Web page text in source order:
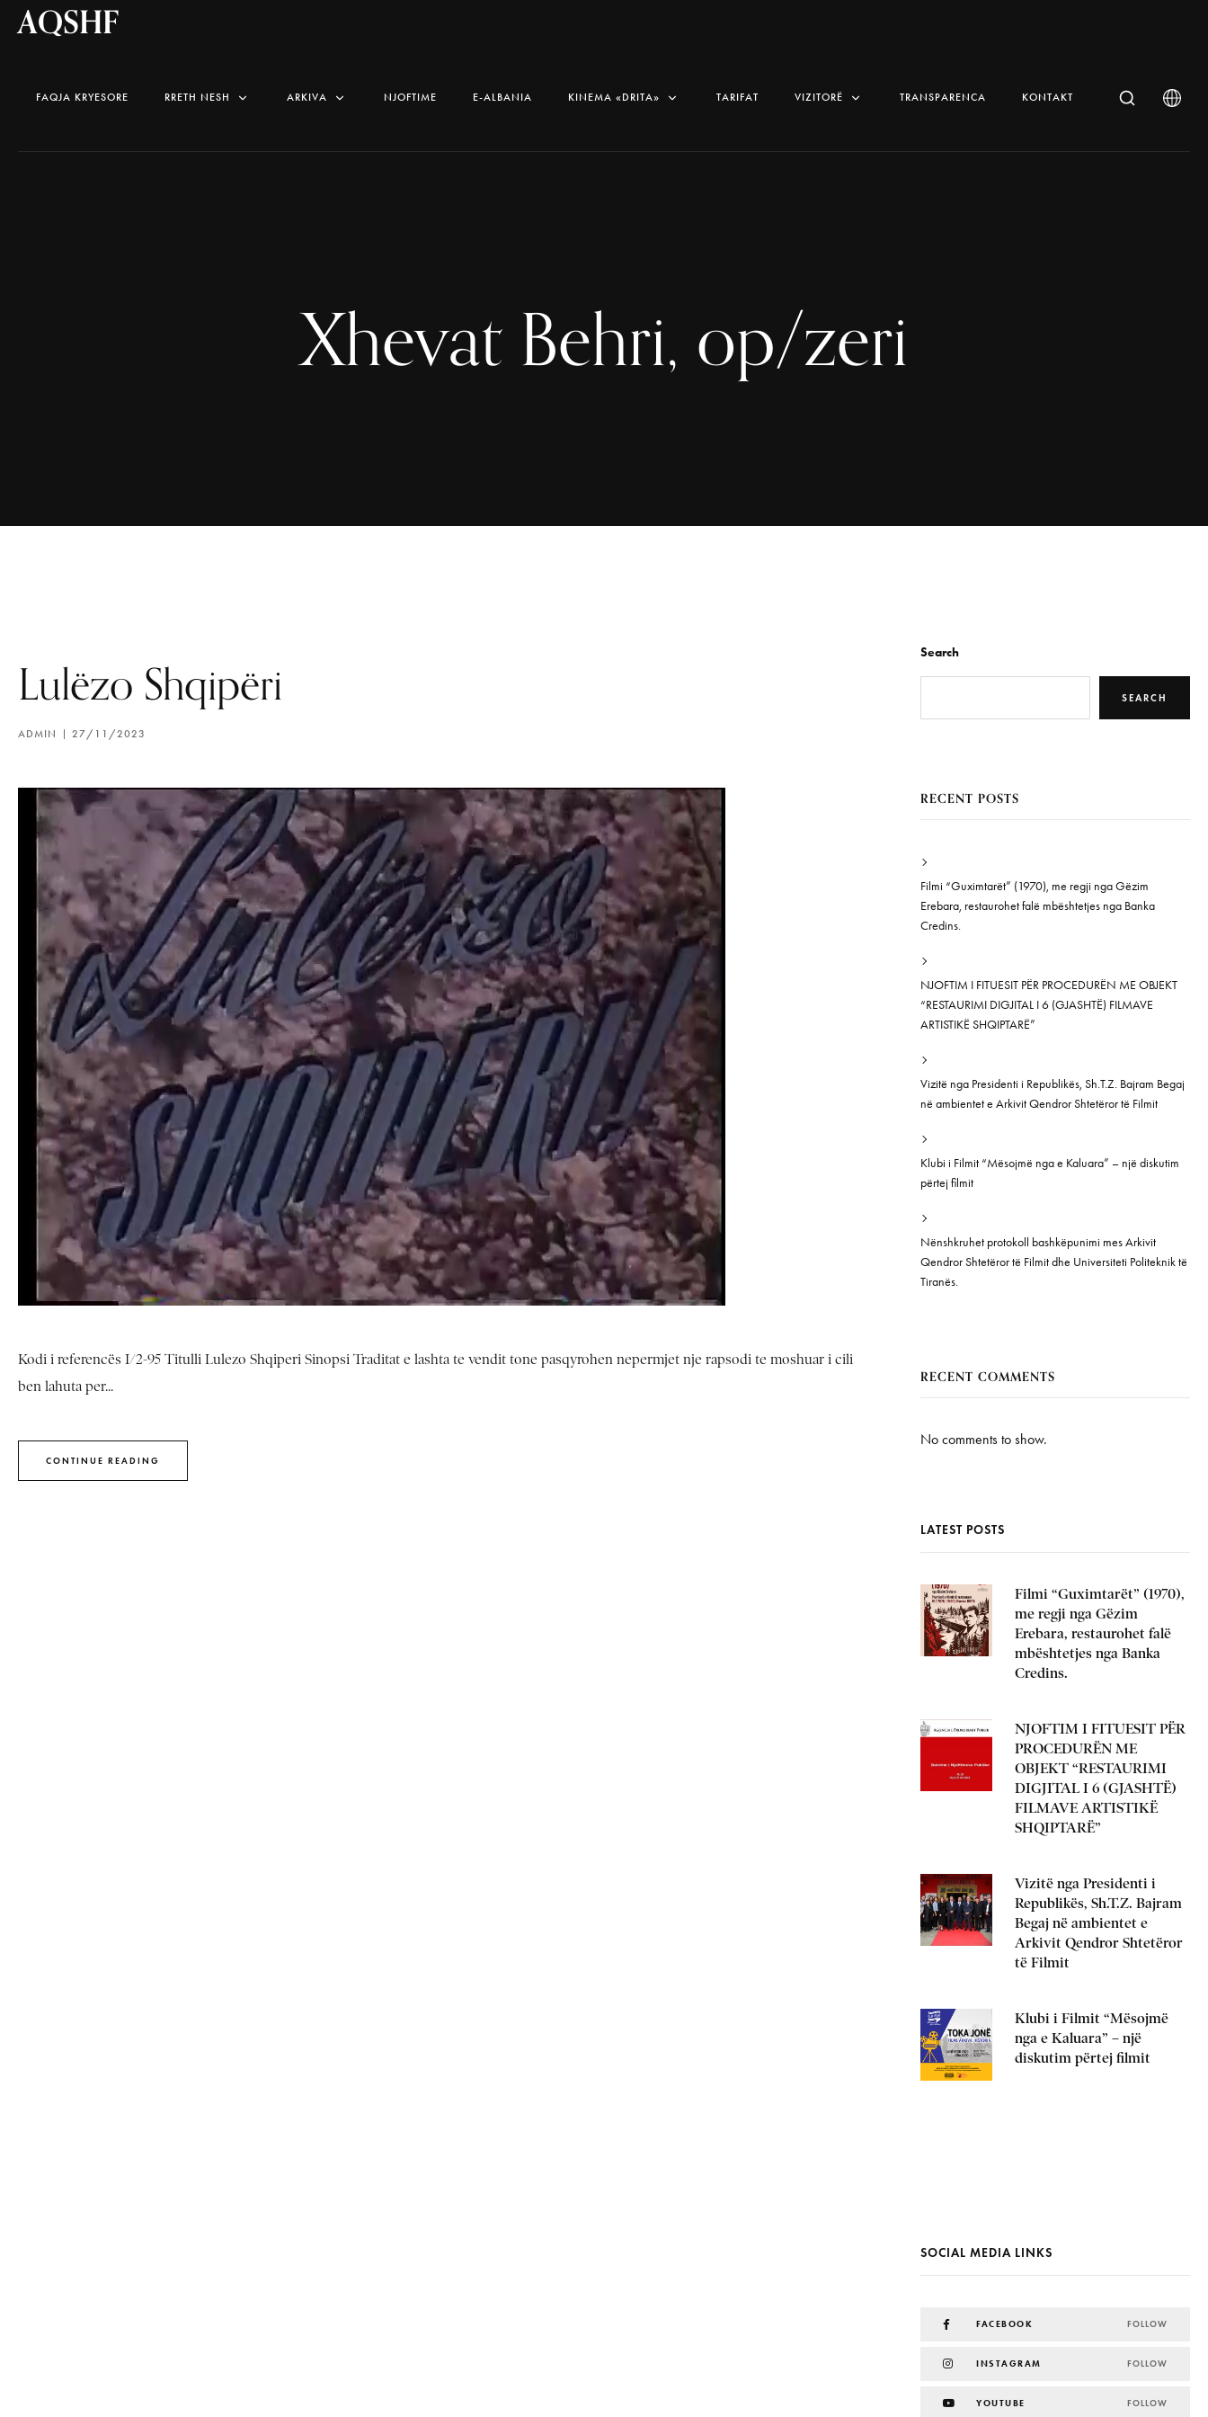
AQSHF
FAQJA KRYESORE RRETH NESH ARKIVA NJOFTIME E-ALBANIA KINEMA «DRITA» TARIFAT VIZITORË TRANSPARENCA KONTAKT
Xhevat Behri, op/zeri
Lulëzo Shqipëri
ADMIN 27/11/2023
Kodi i referencës I/2-95 Titulli Lulezo Shqiperi Sinopsi Traditat e lashta te vendit tone pasqyrohen nepermjet nje rapsodi te moshuar i cili
ben lahuta per...
CONTINUE READING
Search
SEARCH
RECENT POSTS
Filmi “Guximtarët” (1970), me regji nga Gëzim
Erebara, restaurohet falë mbështetjes nga Banka
Credins.
NJOFTIM I FITUESIT PËR PROCEDURËN ME OBJEKT
“RESTAURIMI DIGJITAL I 6 (GJASHTË) FILMAVE
ARTISTIKË SHQIPTARË”
Vizitë nga Presidenti i Republikës, Sh.T.Z. Bajram Begaj
në ambientet e Arkivit Qendror Shtetëror të Filmit
Klubi i Filmit “Mësojmë nga e Kaluara” – një diskutim
përtej filmit
Nënshkruhet protokoll bashkëpunimi mes Arkivit
Qendror Shtetëror të Filmit dhe Universiteti Politeknik të
Tiranës.
RECENT COMMENTS
No comments to show.
LATEST POSTS
Filmi “Guximtarët” (1970),
me regji nga Gëzim
Erebara, restaurohet falë
mbështetjes nga Banka
Credins.
NJOFTIM I FITUESIT PËR
PROCEDURËN ME
OBJEKT “RESTAURIMI
DIGJITAL I 6 (GJASHTË)
FILMAVE ARTISTIKË
SHQIPTARË”
Vizitë nga Presidenti i
Republikës, Sh.T.Z. Bajram
Begaj në ambientet e
Arkivit Qendror Shtetëror
të Filmit
Klubi i Filmit “Mësojmë
nga e Kaluara” – një
diskutim përtej filmit
SOCIAL MEDIA LINKS
FACEBOOK FOLLOW
INSTAGRAM FOLLOW
YOUTUBE FOLLOW